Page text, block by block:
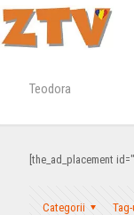
Teodora
[the_ad_placement
Categorii